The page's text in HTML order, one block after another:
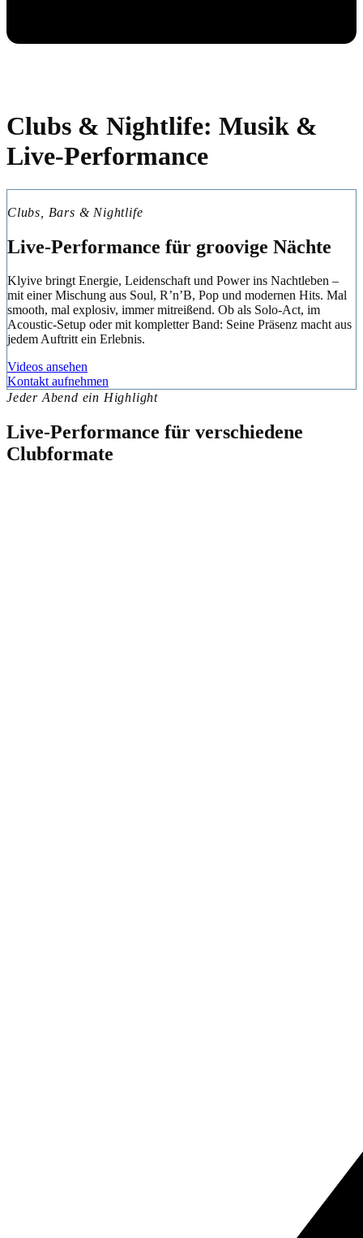
Clubs & Nightlife: Musik &
Live-Performance
Clubs, Bars & Nightlife
Live-Performance für groovige Nächte
Klyive bringt Energie, Leidenschaft und Power ins Nachtleben –
mit einer Mischung aus Soul, R’n’B, Pop und modernen Hits. Mal
smooth, mal explosiv, immer mitreißend. Ob als Solo-Act, im
Acoustic-Setup oder mit kompletter Band: Seine Präsenz macht aus
jedem Auftritt ein Erlebnis.
Videos ansehen
Kontakt aufnehmen
Jeder Abend ein Highlight
Live-Performance für verschiedene
Clubformate